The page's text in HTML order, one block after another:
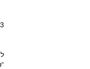
3. *סוגיות חוזיות וטענת “סיכול”*